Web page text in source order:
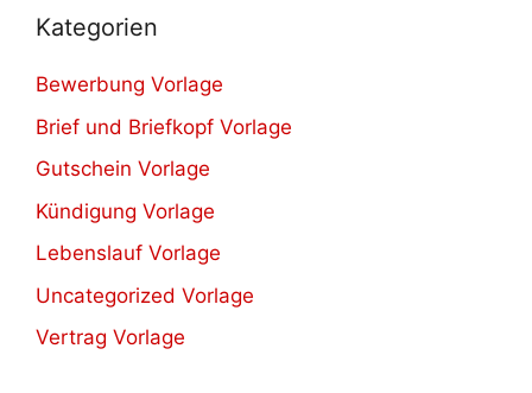
Kategorien
Bewerbung Vorlage
Brief und Briefkopf Vorlage
Gutschein Vorlage
Kündigung Vorlage
Lebenslauf Vorlage
Uncategorized Vorlage
Vertrag Vorlage